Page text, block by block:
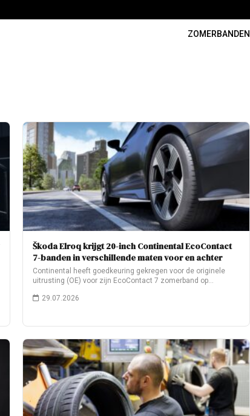
ZOMERBANDEN
Škoda Elroq krijgt 20-inch Continental EcoContact
7-banden in verschillende maten voor en achter
Continental heeft goedkeuring gekregen voor de originele
uitrusting (OE) voor zijn EcoContact 7 zomerband op…
29.07.2026